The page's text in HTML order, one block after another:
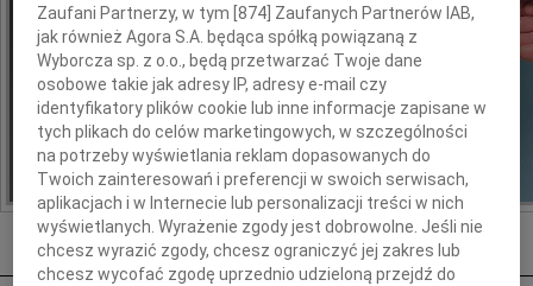
Jak ich zapamiętaliśmy? Serwis
odeszli.pl z Grupy Wyborcza, to
możliwość stworzenia unikalnego
wspomnienia. Dziel się nim z rodziną i
przyjaciółmi.
*ogłoszenie
Nekrologi Białystok
Zaufani Partnerzy, w tym [874 ] Zaufanych Partnerów IAB,
jak również Agora S.A. będąca spółką powiązaną z
Wyborcza sp. z o.o., będą przetwarzać Twoje dane
osobowe takie jak adresy IP, adresy e-mail czy
identyfikatory plików cookie lub inne informacje zapisane w
tych plikach do celów marketingowych, w szczególności
na potrzeby wyświetlania reklam dopasowanych do
Twoich zainteresowań i preferencji w swoich serwisach,
aplikacjach i w Internecie lub personalizacji treści w nich
wyświetlanych. Wyrażenie zgody jest dobrowolne. Jeśli nie
chcesz wyrazić zgody, chcesz ograniczyć jej zakres lub
chcesz wycofać zgodę uprzednio udzieloną przejdź do